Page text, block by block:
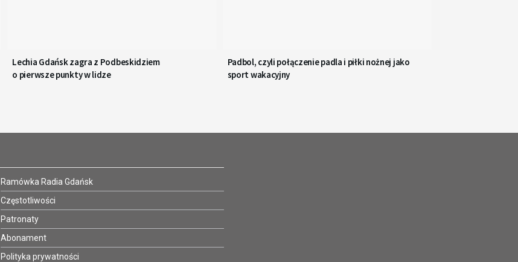
Lechia Gdańsk zagra z Podbeskidziem
o pierwsze punkty w lidze
Padbol, czyli połączenie padla i piłki nożnej jako
sport wakacyjny
Ramówka Radia Gdańsk
Częstotliwości
Patronaty
Abonament
Polityka prywatności